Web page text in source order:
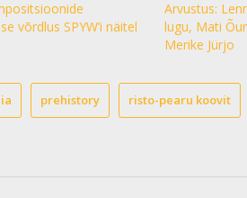
võrdlus SPYW’i näitel
Arvustus:
lugu, Mati
Merike Jürjo
prehistory risto-pearu koovit